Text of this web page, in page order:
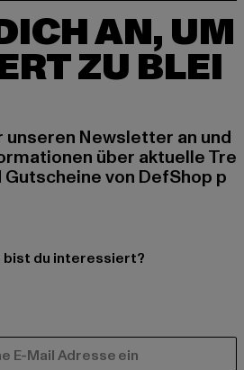
AN, UM
ZU BLEI
Newsletter an und
über aktuelle Tre
von DefShop p
bist du interessiert?